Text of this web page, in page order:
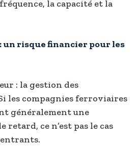
la capacité et la
un risque financier pour les
: la gestion des
les compagnies ferroviaires
généralement une
retard, ce n’est pas le cas